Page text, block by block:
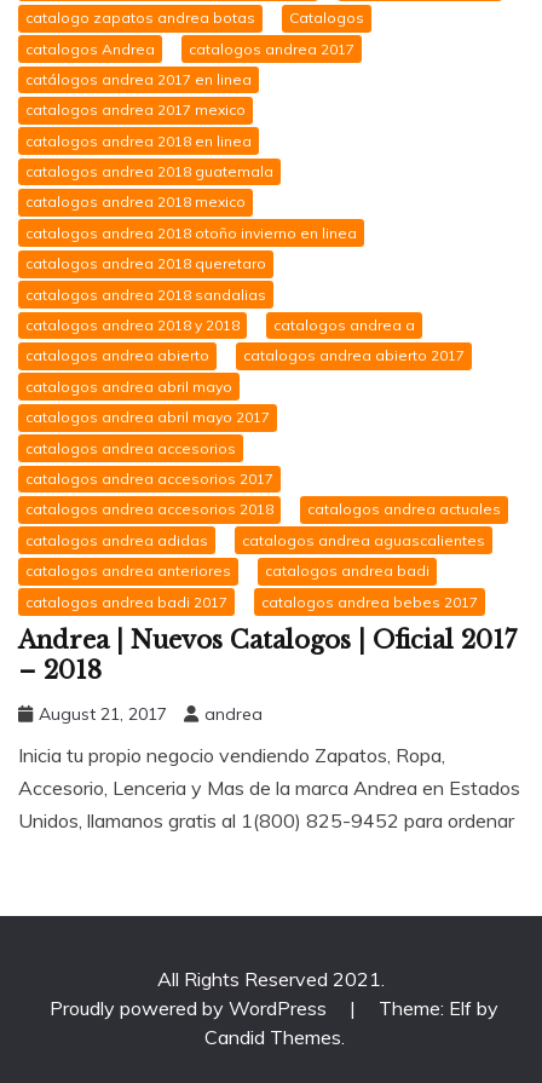
catalogo zapatos andrea botas
Catalogos
catalogos Andrea
catalogos andrea 2017
catálogos andrea 2017 en linea
catalogos andrea 2017 mexico
catalogos andrea 2018 en linea
catalogos andrea 2018 guatemala
catalogos andrea 2018 mexico
catalogos andrea 2018 otoño invierno en linea
catalogos andrea 2018 queretaro
catalogos andrea 2018 sandalias
catalogos andrea 2018 y 2018
catalogos andrea a
catalogos andrea abierto
catalogos andrea abierto 2017
catalogos andrea abril mayo
catalogos andrea abril mayo 2017
catalogos andrea accesorios
catalogos andrea accesorios 2017
catalogos andrea accesorios 2018
catalogos andrea actuales
catalogos andrea adidas
catalogos andrea aguascalientes
catalogos andrea anteriores
catalogos andrea badi
catalogos andrea badi 2017
catalogos andrea bebes 2017
Andrea | Nuevos Catalogos | Oficial 2017
– 2018
August 21, 2017 andrea
Inicia tu propio negocio vendiendo Zapatos, Ropa,
Accesorio, Lenceria y Mas de la marca Andrea en Estados
Unidos, llamanos gratis al 1(800) 825-9452 para ordenar
All Rights Reserved 2021.
Proudly powered by WordPress
|
Theme: Elf by
Candid Themes